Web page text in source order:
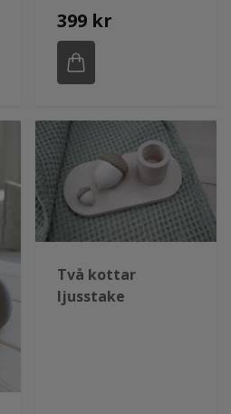
399 kr
Två kottar
ljusstake